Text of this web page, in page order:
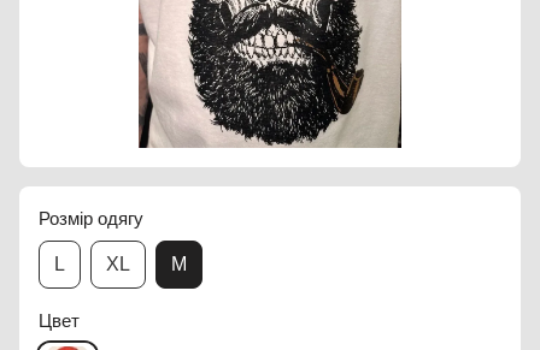
Розмір одягу
L XL M
Цвет